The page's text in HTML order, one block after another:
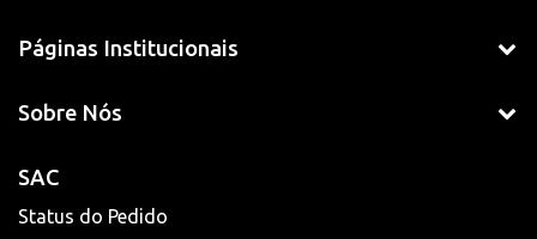
Páginas Institucionais
Sobre Nós
SAC
Status do Pedido